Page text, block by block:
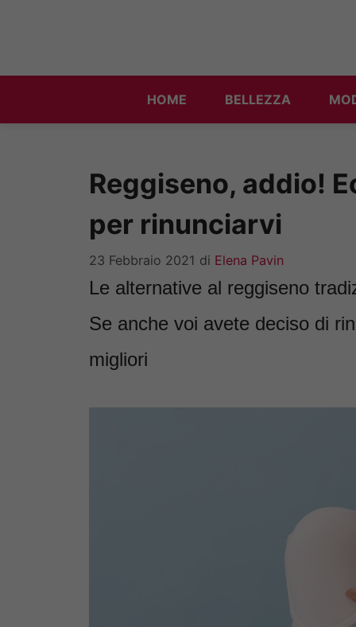
HOME BELLEZZA
Reggiseno, addio!
per rinunciarvi
23 Febbraio 2021 di Elena Pavin
Le alternative al reggiseno
Se anche voi avete deciso di
migliori